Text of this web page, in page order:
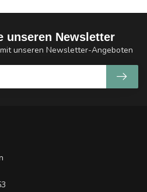
unseren Newsletter
unseren Newsletter-Angeboten